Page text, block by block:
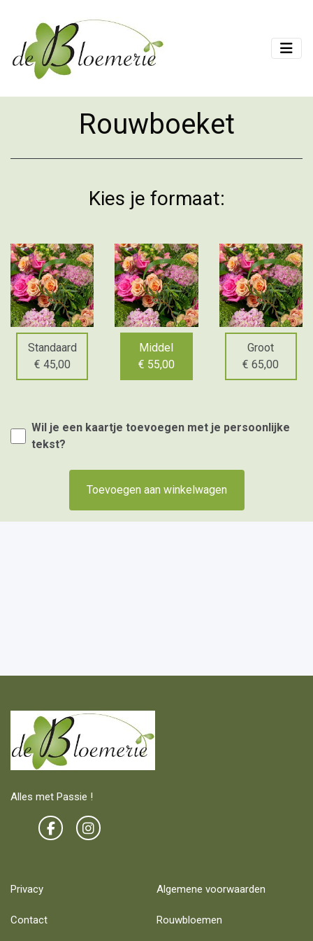
Rouwboeket
Kies je formaat:
Standaard
€ 45,00
Middel
€ 55,00
Groot
€ 65,00
Wil je een kaartje toevoegen met je persoonlijke
tekst?
Toevoegen aan winkelwagen
Alles met Passie !
Privacy Algemene voorwaarden
Contact Rouwbloemen